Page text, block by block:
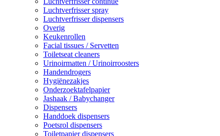
Luchtverfrisser spray
Luchtverfrisser dispensers
Overig
Keukenrollen
Facial tissues / Servetten
Toiletseat cleaners
Urinoirmatten / Urinoirroosters
Handendrogers
Hygiënezakjes
Onderzoektafelpapier
Jashaak / Babychanger
Dispensers
Handdoek dispensers
Poetsrol dispensers
Toiletpapier dispensers